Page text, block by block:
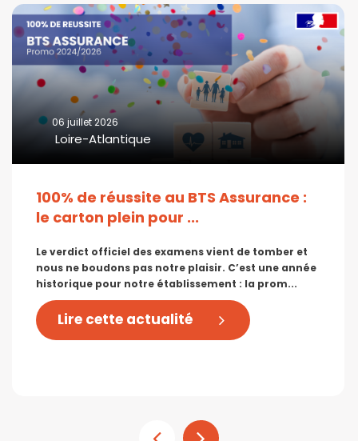
06 juillet 2026
Loire-Atlantique
100% de réussite au BTS Assurance :
le carton plein pour ...
Le verdict officiel des examens vient de tomber et
nous ne boudons pas notre plaisir. C’est une année
historique pour notre établissement : la prom...
Lire cette actualité